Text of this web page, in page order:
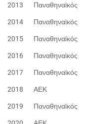
2013 Παναθηναϊκός
2014 Παναθηναϊκός
2015 Παναθηναϊκός
2016 Παναθηναϊκός
2017 Παναθηναϊκός
2018 ΑΕΚ
2019 Παναθηναϊκός